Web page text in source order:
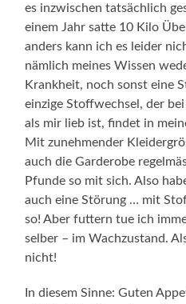
es inzwischen tatsächlich
einem Jahr satte 10 Kilo
anders kann ich es leider
nämlich meines Wissen
Krankheit, noch sonst eine
einzige Stoffwechsel, der
als mir lieb ist, findet in
Mit zunehmender
auch die Garderobe
Pfunde so mit sich. Also
auch eine Störung … mit
so! Aber futtern tue ich
selber – im Wachzustand.
nicht!
In diesem Sinne: Guten